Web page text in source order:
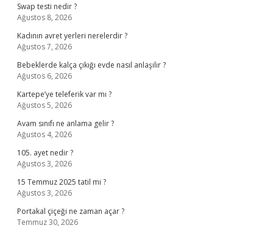
Swap testi nedir ?
Ağustos 8, 2026
Kadının avret yerleri nerelerdir ?
Ağustos 7, 2026
Bebeklerde kalça çıkığı evde nasıl anlaşılır ?
Ağustos 6, 2026
Kartepe’ye teleferik var mı ?
Ağustos 5, 2026
Avam sınıfı ne anlama gelir ?
Ağustos 4, 2026
105. ayet nedir ?
Ağustos 3, 2026
15 Temmuz 2025 tatil mi ?
Ağustos 3, 2026
Portakal çiçeği ne zaman açar ?
Temmuz 30, 2026